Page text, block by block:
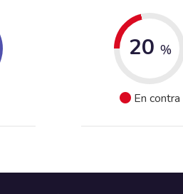
20 %
En contra